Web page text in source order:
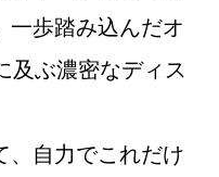
一歩踏み込んだオ
及ぶ濃密なディス
、自力でこれだけ